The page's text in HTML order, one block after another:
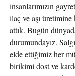
insanlarımızın
ilaç ve aşı
attık. Bugün
durumundayız.
elde ettiğimiz her
birikimi dost ve